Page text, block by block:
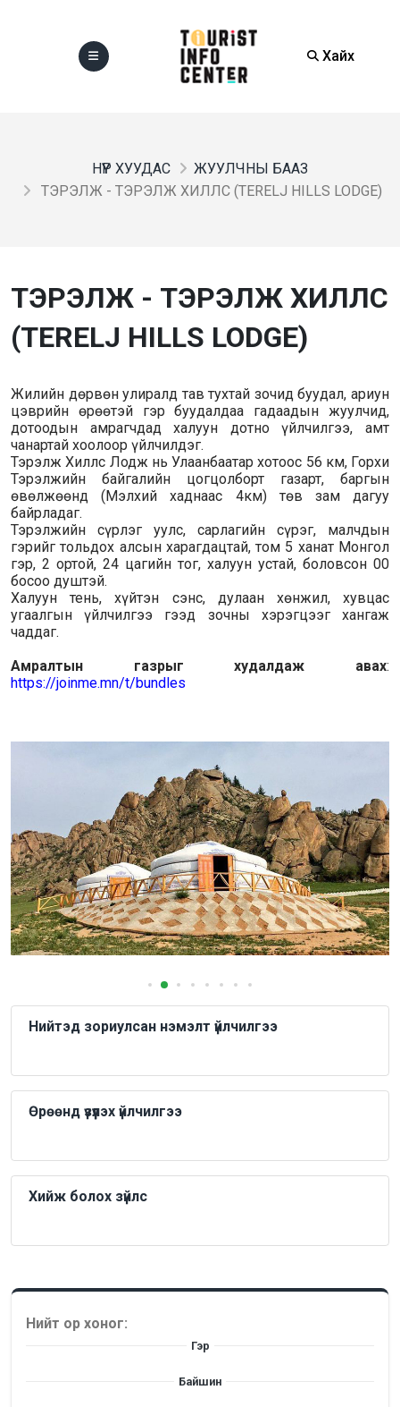
Хайх
НҮҮР ХУУДАС
ЖУУЛЧНЫ БААЗ
ТЭРЭЛЖ - ТЭРЭЛЖ ХИЛЛС (TERELJ HILLS LODGE)
ТЭРЭЛЖ - ТЭРЭЛЖ ХИЛЛС
(TERELJ HILLS LODGE)
Жилийн дөрвөн улиралд тав тухтай зочид буудал, ариун
цэврийн өрөөтэй гэр буудалдаа гадаадын жуулчид,
дотоодын амрагчдад халуун дотно үйлчилгээ, амт
чанартай хоолоор үйлчилдэг.
Тэрэлж Хиллс Лодж нь Улаанбаатар хотоос 56 км, Горхи
Тэрэлжийн байгалийн цогцолборт газарт, баргын
өвөлжөөнд (Мэлхий хаднаас 4км) төв зам дагуу
байрладаг.
Тэрэлжийн сүрлэг уулс, сарлагийн сүрэг, малчдын
гэрийг тольдох алсын харагдацтай, том 5 ханат Монгол
гэр, 2 ортой, 24 цагийн тог, халуун устай, боловсон 00
босоо душтэй.
Халуун тень, хүйтэн сэнс, дулаан хөнжил, хувцас
угаалгын үйлчилгээ гээд зочны хэрэгцээг хангаж
чаддаг.
Амралтын газрыг худалдаж авах:
https://joinme.mn/t/bundles
Нийтэд зориулсан нэмэлт үйлчилгээ
Өрөөнд үзүүлэх үйлчилгээ
Хийж болох зүйлс
Нийт ор хоног:
Гэр
Байшин